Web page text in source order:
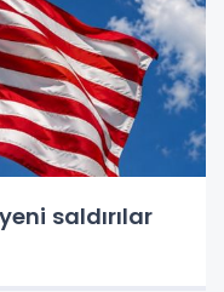
saldırılar